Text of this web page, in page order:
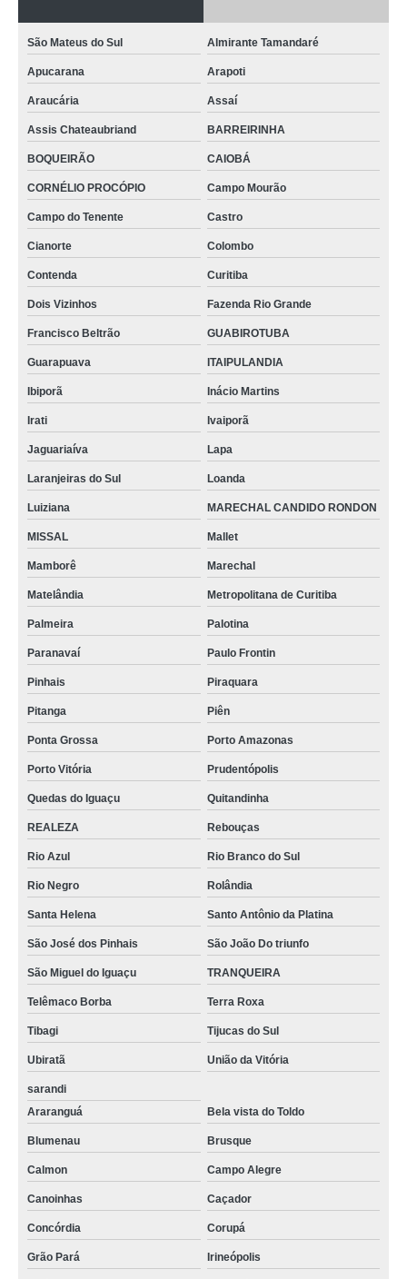
São Mateus do Sul Almirante Tamandaré
Apucarana Arapoti
Araucária Assaí
Assis Chateaubriand BARREIRINHA
BOQUEIRÃO CAIOBÁ
CORNÉLIO PROCÓPIO Campo Mourão
Campo do Tenente Castro
Cianorte Colombo
Contenda Curitiba
Dois Vizinhos Fazenda Rio Grande
Francisco Beltrão GUABIROTUBA
Guarapuava ITAIPULANDIA
Ibiporã Inácio Martins
Irati Ivaiporã
Jaguariaíva Lapa
Laranjeiras do Sul Loanda
Luiziana MARECHAL CANDIDO RONDON
MISSAL Mallet
Mamborê Marechal
Matelândia Metropolitana de Curitiba
Palmeira Palotina
Paranavaí Paulo Frontin
Pinhais Piraquara
Pitanga Piên
Ponta Grossa Porto Amazonas
Porto Vitória Prudentópolis
Quedas do Iguaçu Quitandinha
REALEZA Rebouças
Rio Azul Rio Branco do Sul
Rio Negro Rolândia
Santa Helena Santo Antônio da Platina
São José dos Pinhais São João Do triunfo
São Miguel do Iguaçu TRANQUEIRA
Telêmaco Borba Terra Roxa
Tibagi Tijucas do Sul
Ubiratã União da Vitória
sarandi
Araranguá
Bela vista do Toldo
Blumenau Brusque
Calmon Campo Alegre
Canoinhas Caçador
Concórdia Corupá
Grão Pará Irineópolis